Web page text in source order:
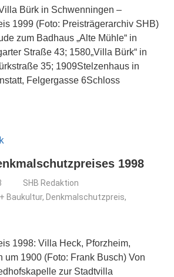
Bürk in Schwenningen –
1999 (Foto: Preisträgerarchiv SHB)
zum Badhaus „Alte Mühle“ in
Straße 43; 1580„Villa Bürk“ in
35; 1909Stelzenhaus in
Felgergasse 6Schloss
1998
SHB Redaktion
Baukultur, Denkmalschutzpreis,
1998: Villa Heck, Pforzheim,
um 1900 (Foto: Frank Busch) Von
zur Stadtvilla